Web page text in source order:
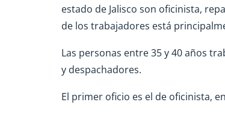
estado de Jalisco son oficinista,
de los trabajadores está
Las personas entre 35 y 40 años
y despachadores.
El primer oficio es el de oficinista,